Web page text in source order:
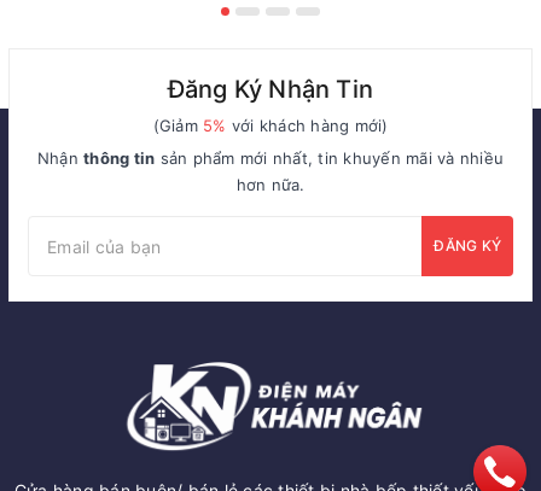
Đăng Ký Nhận Tin
(Giảm 5% với khách hàng mới)
Nhậnthông tin sản phẩm mới nhất, tin khuyến mãi và nhiều
hơn nữa.
ĐĂNG KÝ